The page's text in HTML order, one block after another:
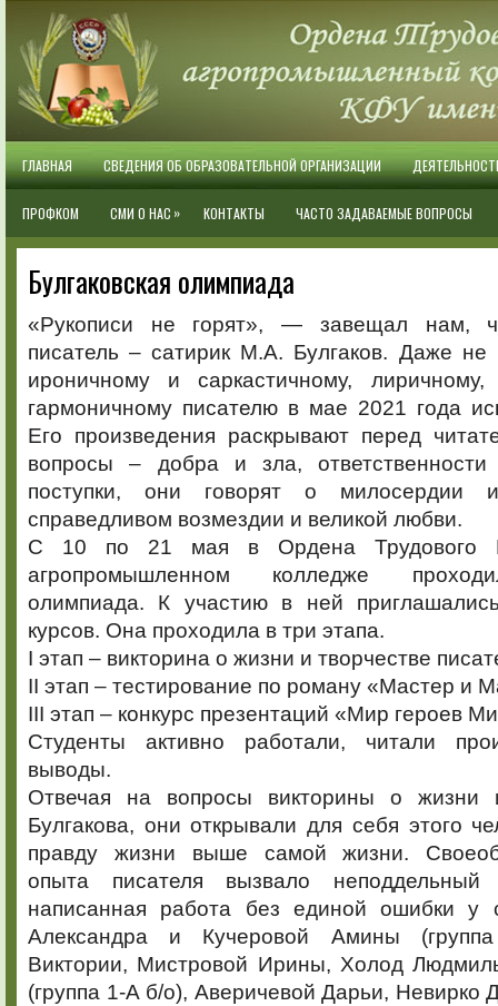
ГЛАВНАЯ СВЕДЕНИЯ ОБ ОБРАЗОВАТЕЛЬНОЙ ОРГАНИЗАЦИИ
ПРОФКОМ СМИ О НАС » КОНТАКТЫ ЧАСТО ЗАДАВАЕМЫЕ ВОПРОСЫ
Булгаковская олимпиада
«Рукописи не горят», — завещал нам,
писатель – сатирик М.А. Булгаков. Даже не
ироничному и саркастичному, лиричному,
гармоничному писателю в мае 2021 года
Его произведения раскрывают перед
вопросы – добра и зла,
поступки, они говорят о милосердии
справедливом возмездии и великой любви.
С 10 по 21 мая в Ордена Трудового
агропромышленном колледже
олимпиада. К участию в ней
курсов. Она проходила в три этапа.
I этап – викторина о жизни и творчестве
II этап – тестирование по роману «Мастер и
III этап – конкурс презентаций «Мир героев
Студенты активно работали, читали
выводы.
Отвечая на вопросы викторины о жизни
Булгакова, они открывали для себя этого
правду жизни выше самой жизни.
опыта писателя вызвало
написанная работа без единой ошибки у
Александра и Кучеровой Амины
Виктории, Мистровой Ирины, Холод
(группа 1-А б/о), Аверичевой Дарьи, Невирко